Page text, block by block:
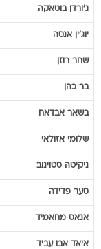
ג'ורדן בוטאקה
יוג'ין אנסה
שחר רוזן
בר כהן
בשאר אבדאח
שלומי אזולאי
ניקיטה סטוינוב
סער פדידה
אנאס מחאמיד
איאד אבו עביד